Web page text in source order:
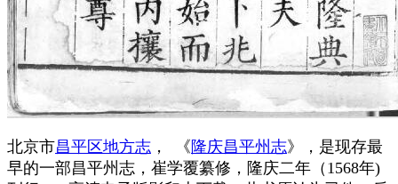
北京市昌平区地方志 ， 《隆庆昌平州志》，是现存最
早的一部昌平州志，崔学覆纂修，隆庆二年（1568年)